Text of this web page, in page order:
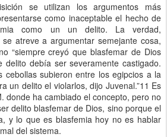
se utilizan los argumentos más
como inaceptable el hecho de
como un un delito. La verdad,
atreve a argumentar semejante cosa,
“siempre creyó que blasfemar de Dios
debía ser severamente castigado.
cebollas subieron entre los egipcios a la
un delito el violarlos, dijo Juvenal.”11 Es
donde ha cambiado el concepto, pero no
delito blasfemar de Dios, sino porque el
y lo que es blasfemia hoy no es hablar
del sistema.